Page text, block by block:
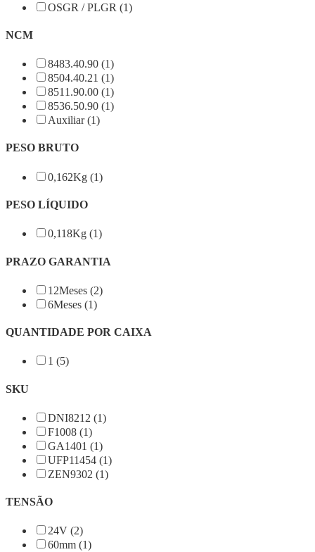
OSGR / PLGR (1)
NCM
8483.40.90 (1)
8504.40.21 (1)
8511.90.00 (1)
8536.50.90 (1)
Auxiliar (1)
PESO BRUTO
0,162Kg (1)
PESO LÍQUIDO
0,118Kg (1)
PRAZO GARANTIA
12Meses (2)
6Meses (1)
QUANTIDADE POR CAIXA
1 (5)
SKU
DNI8212 (1)
F1008 (1)
GA1401 (1)
UFP11454 (1)
ZEN9302 (1)
TENSÃO
24V (2)
60mm (1)